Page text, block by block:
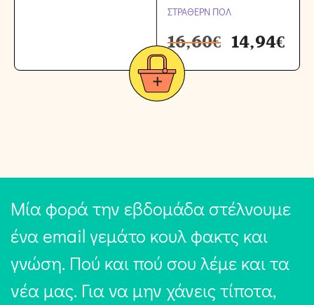
ΣΤΡΑΘΕΡΝ ΠΟΛ
16,60€ 14,94€
Μία φορά την εβδομάδα στέλνουμε
ένα email γεμάτο κουλ φακτς και
γνώση. Πού και πού σου λέμε και τα
νέα μας. Για να μην χάνεις τίποτα,